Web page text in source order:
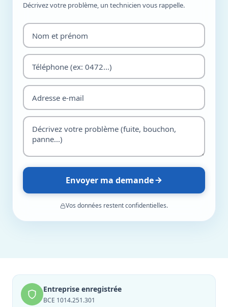
Décrivez votre problème, un technicien vous rappelle.
Envoyer ma demande
Vos données restent confidentielles.
Entreprise enregistrée
BCE 1014.251.301